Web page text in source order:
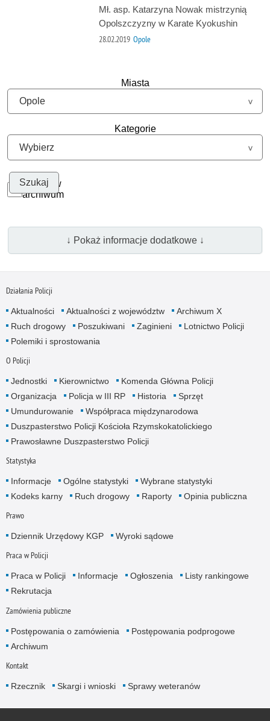
Mł. asp. Katarzyna Nowak mistrzynią
Opolszczyzny w Karate Kyokushin
28.02.2019 Opole
Miasta
Kategorie
Szukaj w
archiwum
↓ Pokaż informacje dodatkowe ↓
Działania Policji
Aktualności Aktualności z województw
Archiwum X
Ruch drogowy
Poszukiwani Zaginieni
Lotnictwo Policji
Polemiki i sprostowania
O Policji
Jednostki Kierownictwo
Komenda Główna Policji
Organizacja
Policja w III RP Historia
Sprzęt
Umundurowanie
Współpraca międzynarodowa
Duszpasterstwo Policji Kościoła Rzymskokatolickiego
Prawosławne Duszpasterstwo Policji
Statystyka
Informacje Ogólne statystyki
Wybrane statystyki
Kodeks karny
Ruch drogowy Raporty Opinia publiczna
Prawo
Dziennik Urzędowy KGP Wyroki sądowe
Praca w Policji
Praca w Policji Informacje Ogłoszenia
Listy rankingowe
Rekrutacja
Zamówienia publiczne
Postępowania o zamówienia
Postępowania podprogowe
Archiwum
Kontakt
Rzecznik Skargi i wnioski Sprawy weteranów